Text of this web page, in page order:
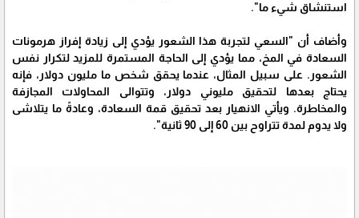
استنشاق شيء ما".
وأضاف أن "السعي لتجربة هذا الشعور يؤدي إلى زيادة إفراز هرمونات
السعادة في المخ، مما يؤدي إلى الحاجة المستمرة للمزيد لتكرار نفس
الشعور. على سبيل المثال، عندما يحقق شخص ما مليون دولار، فإنه
يحتاج بعدها لتحقيق مليوني دولار، وتتوالى المحاولات المجازفة
والمخاطرة. ويأتي الانهيار بعد تحقيق قمة السعادة، وعادةً ما يتلاشى
ولا يدوم لمدة تتراوح بين 60 إلى 90 ثانية".